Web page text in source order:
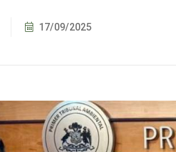
17/09/2025